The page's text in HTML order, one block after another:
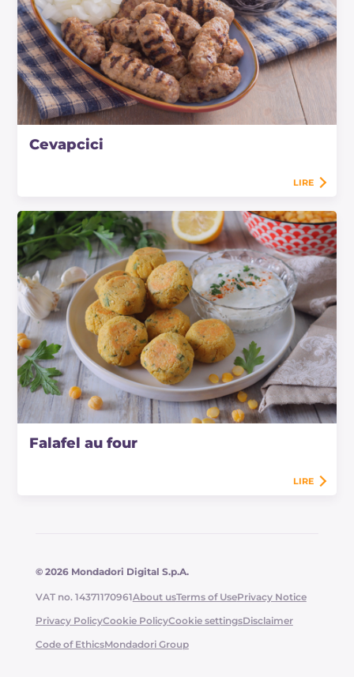
Cevapcici
LIRE
Falafel au four
LIRE
© 2026 Mondadori Digital S.p.A.
VAT no. 14371170961About usTerms of UsePrivacy Notice
Privacy PolicyCookie PolicyCookie settingsDisclaimer
Code of EthicsMondadori Group